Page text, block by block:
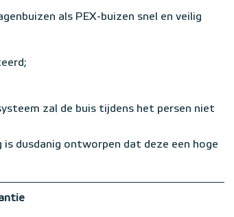
als PEX-buizen snel en veilig
zal de buis tijdens het persen niet
dusdanig ontworpen dat deze een hoge